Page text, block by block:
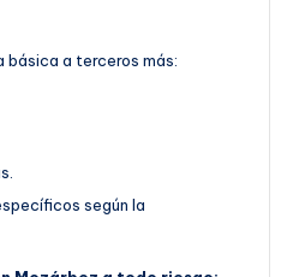
básica a terceros más:
según la